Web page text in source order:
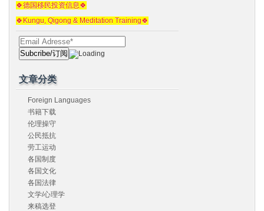
🍀德国移民投资信息🍀
🍀Kungu, Qigong & Meditation Training🍀
文章分类
Foreign Languages
书籍下载
伦理操守
公民抵抗
劳工运动
各国制度
各国文化
各国法律
文学/心理学
来稿选登